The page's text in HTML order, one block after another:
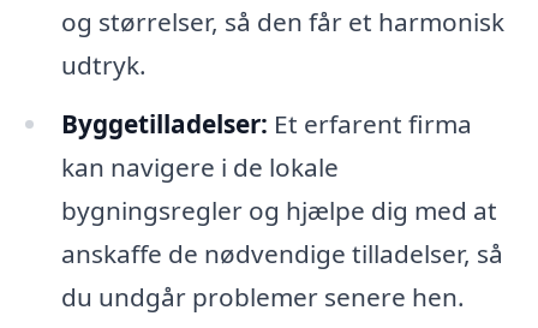
og størrelser, så den får et harmonisk
udtryk.
Byggetilladelser: Et erfarent firma
kan navigere i de lokale
bygningsregler og hjælpe dig med at
anskaffe de nødvendige tilladelser, så
du undgår problemer senere hen.